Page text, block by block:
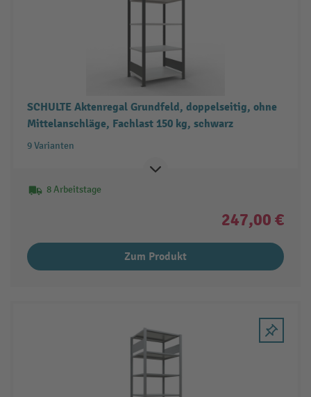
SCHULTE Aktenregal Grundfeld, doppelseitig, ohne
Mittelanschläge, Fachlast 150 kg, schwarz
9 Varianten
8 Arbeitstage
247,00 €
Zum Produkt